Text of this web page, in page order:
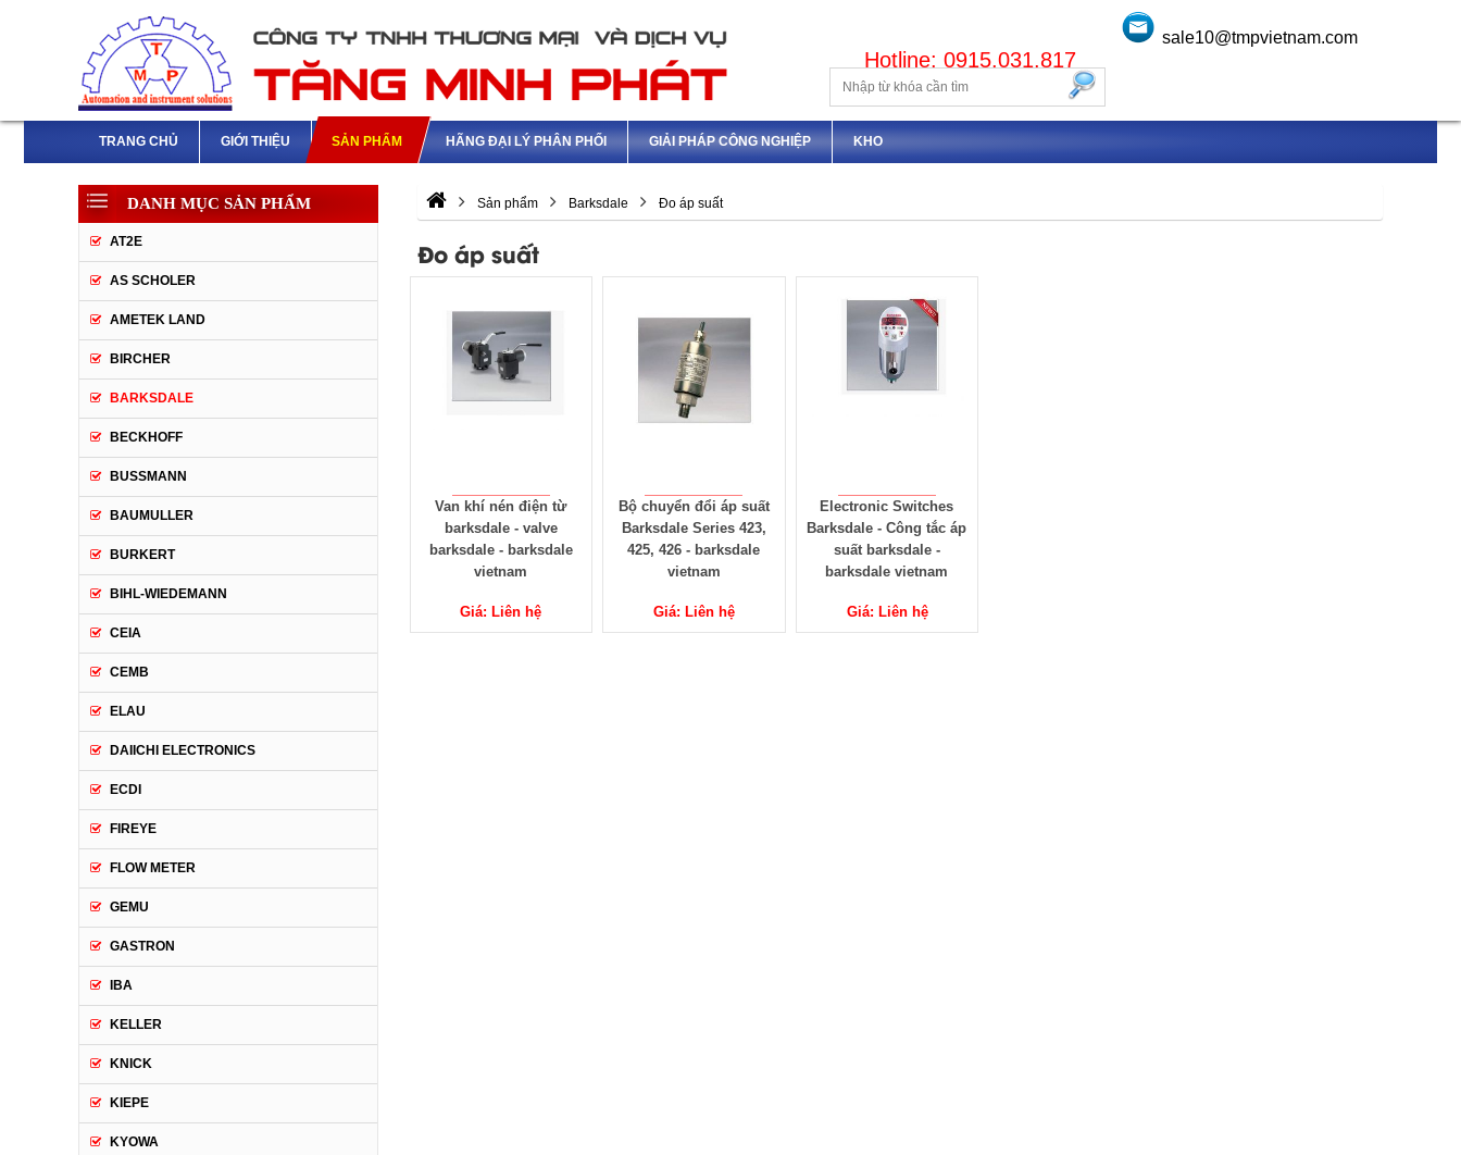
Hotline: 0915.031.817
sale10@tmpvietnam.com
TRANG CHỦ GIỚI THIỆU SẢN PHẨM HÃNG ĐẠI LÝ PHÂN PHỐI GIẢI PHÁP CÔNG NGHIỆP KHO
Sản phẩm Barksdale Đo áp suất
Đo áp suất
Van khí nén điện từ
barksdale - valve
barksdale - barksdale
vietnam
Giá: Liên hệ
Bộ chuyển đổi áp suất
Barksdale Series 423,
425, 426 - barksdale
vietnam
Giá: Liên hệ
Electronic Switches
Barksdale - Công tắc áp
suất barksdale -
barksdale vietnam
Giá: Liên hệ
DANH MỤC SẢN PHẨM
AT2E
AS SCHOLER
AMETEK LAND
BIRCHER
BARKSDALE
BECKHOFF
BUSSMANN
BAUMULLER
BURKERT
BIHL-WIEDEMANN
CEIA
CEMB
ELAU
DAIICHI ELECTRONICS
ECDI
FIREYE
FLOW METER
GEMU
GASTRON
IBA
KELLER
KNICK
KIEPE
KYOWA